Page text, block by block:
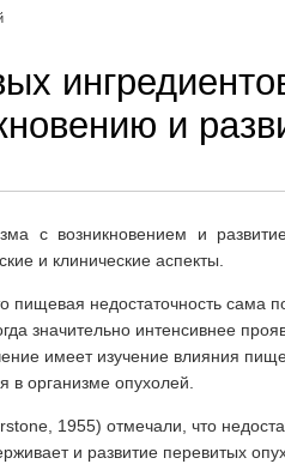
и
с возникновением и
и клинические аспекты.
пищевая недостаточность сама
значительно интенсивнее
имеет изучение влияния
в организме опухолей.
1955) отмечали, что
и развитие перевитых